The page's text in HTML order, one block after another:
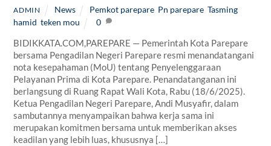
ADMIN News Pemkot parepare, Pn parepare, Tasming
hamid ,teken mou 0
BIDIKKATA.COM,PAREPARE — Pemerintah Kota Parepare
bersama Pengadilan Negeri Parepare resmi menandatangani
nota kesepahaman (MoU) tentang Penyelenggaraan
Pelayanan Prima di Kota Parepare. Penandatanganan ini
berlangsung di Ruang Rapat Wali Kota, Rabu (18/6/2025).
Ketua Pengadilan Negeri Parepare, Andi Musyafir, dalam
sambutannya menyampaikan bahwa kerja sama ini
merupakan komitmen bersama untuk memberikan akses
keadilan yang lebih luas, khususnya […]